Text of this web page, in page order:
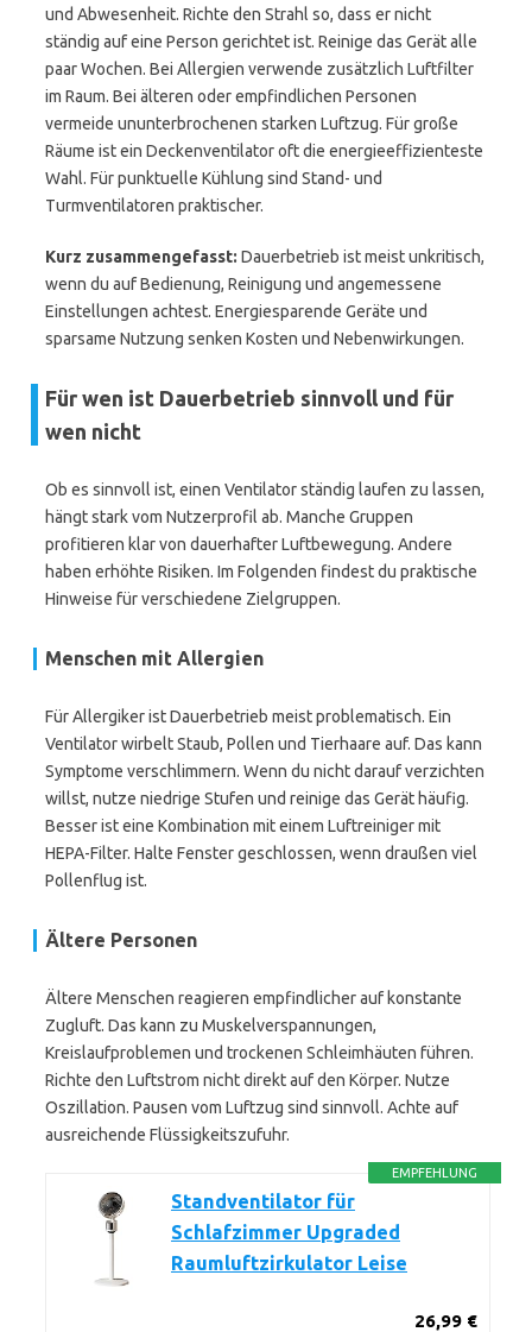
und Abwesenheit. Richte den Strahl so, dass er nicht
ständig auf eine Person gerichtet ist. Reinige das Gerät alle
paar Wochen. Bei Allergien verwende zusätzlich Luftfilter
im Raum. Bei älteren oder empfindlichen Personen
vermeide ununterbrochenen starken Luftzug. Für große
Räume ist ein Deckenventilator oft die energieeffizienteste
Wahl. Für punktuelle Kühlung sind Stand- und
Turmventilatoren praktischer.
Kurz zusammengefasst: Dauerbetrieb ist meist unkritisch,
wenn du auf Bedienung, Reinigung und angemessene
Einstellungen achtest. Energiesparende Geräte und
sparsame Nutzung senken Kosten und Nebenwirkungen.
Für wen ist Dauerbetrieb sinnvoll und für
wen nicht
Ob es sinnvoll ist, einen Ventilator ständig laufen zu lassen,
hängt stark vom Nutzerprofil ab. Manche Gruppen
profitieren klar von dauerhafter Luftbewegung. Andere
haben erhöhte Risiken. Im Folgenden findest du praktische
Hinweise für verschiedene Zielgruppen.
Menschen mit Allergien
Für Allergiker ist Dauerbetrieb meist problematisch. Ein
Ventilator wirbelt Staub, Pollen und Tierhaare auf. Das kann
Symptome verschlimmern. Wenn du nicht darauf verzichten
willst, nutze niedrige Stufen und reinige das Gerät häufig.
Besser ist eine Kombination mit einem Luftreiniger mit
HEPA-Filter. Halte Fenster geschlossen, wenn draußen viel
Pollenflug ist.
Ältere Personen
Ältere Menschen reagieren empfindlicher auf konstante
Zugluft. Das kann zu Muskelverspannungen,
Kreislaufproblemen und trockenen Schleimhäuten führen.
Richte den Luftstrom nicht direkt auf den Körper. Nutze
Oszillation. Pausen vom Luftzug sind sinnvoll. Achte auf
ausreichende Flüssigkeitszufuhr.
EMPFEHLUNG
Standventilator für
Schlafzimmer Upgraded
Raumluftzirkulator Leise
26,99 €